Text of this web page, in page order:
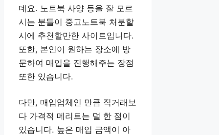
데요. 노트북 사양 등을 잘 모르
시는 분들이 중고노트북 처분할
시에 추천할만한 사이트입니다.
또한, 본인이 원하는 장소에 방
문하여 매입을 진행해주는 장점
또한 있습니다.
다만, 매입업체인 만큼 직거래보
다 가격적 메리트는 덜 한 점이
있습니다. 높은 매입 금액이 아